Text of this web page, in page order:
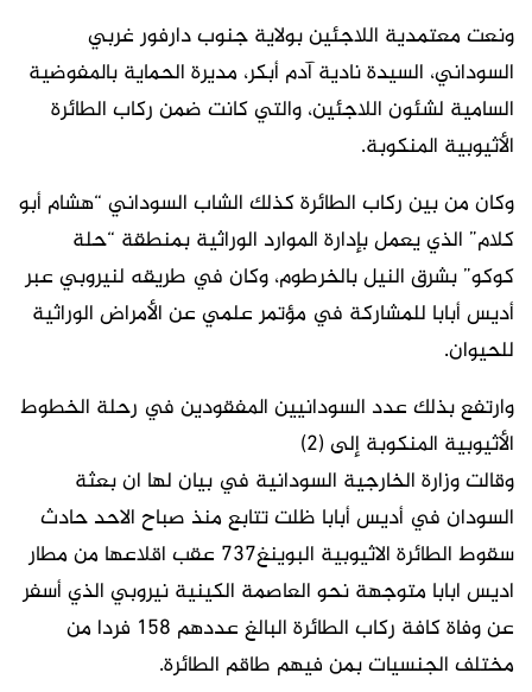
ونعت معتمدية اللاجئين بولاية جنوب دارفور غربي
السوداني، السيدة نادية آدم أبكر، مديرة الحماية بالمفوضية
السامية لشئون اللاجئين، والتي كانت ضمن ركاب الطائرة
الأثيوبية المنكوبة.
وكان من بين ركاب الطائرة كذلك الشاب السوداني “هشام أبو
كلام” الذي يعمل بإدارة الموارد الوراثية بمنطقة “حلة
كوكو” بشرق النيل بالخرطوم، وكان في طريقه لنيروبي عبر
أديس أبابا للمشاركة في مؤتمر علمي عن الأمراض الوراثية
للحيوان.
وارتفع بذلك عدد السودانيين المفقودين في رحلة الخطوط
الأثيوبية المنكوبة إلى (٢)
وقالت وزارة الخارجية السودانية في بيان لها ان بعثة
السودان في أديس أبابا ظلت تتابع منذ صباح الاحد حادث
سقوط الطائرة الاثيوبية البوينغ737 عقب اقلاعها من مطار
اديس ابابا متوجهة نحو العاصمة الكينية نيروبي الذي أسفر
عن وفاة كافة ركاب الطائرة البالغ عددهم 158 فردا من
مختلف الجنسيات بمن فيهم طاقم الطائرة.